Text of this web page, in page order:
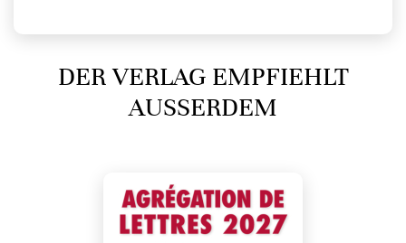
DER VERLAG EMPFIEHLT
AUSSERDEM